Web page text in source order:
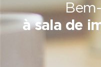
à sala de